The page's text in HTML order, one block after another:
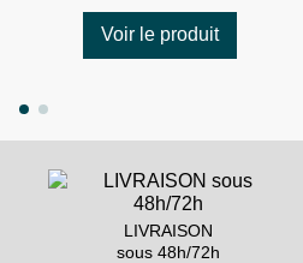
Voir le produit
LIVRAISON
sous 48h/72h